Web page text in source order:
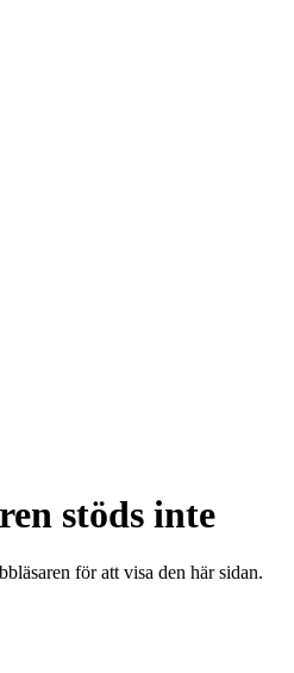
stöds inte
för att visa den här sidan.